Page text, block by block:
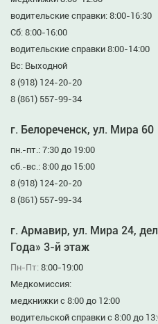
водительские справки: 8:00-16:30
Сб: 8:00-16:00
водительские справки 8:00-14:00
Вс: Выходной
8 (918) 124-20-20
8 (861) 557-99-34
г. Белореченск, ул. Мира 60
пн.-пт.: 7:30 до 19:00
сб.-вс.: 8:00 до 15:00
8 (918) 124-20-20
8 (861) 557-99-34
г. Армавир, ул. Мира 24,
Года» 3-й этаж
Пн-Пт: 8:00-19:00
Медкомиссия:
медкнижки с 8:00 до 12:00
водительской справки с 8:00 до